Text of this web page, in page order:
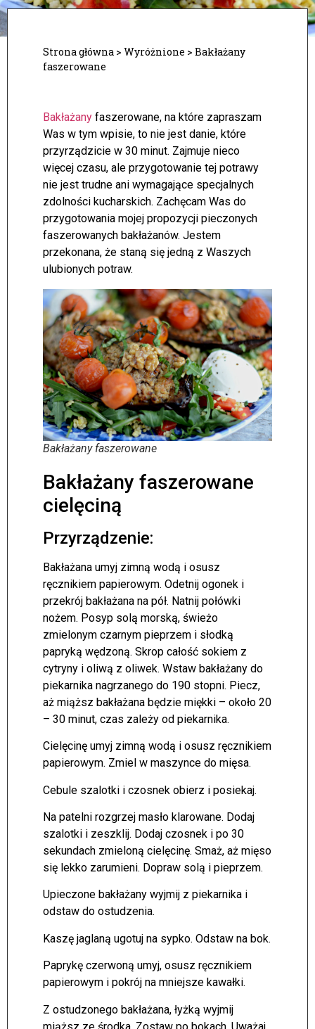
Strona główna > Wyróżnione > Bakłażany
faszerowane
Bakłażany faszerowane, na które zapraszam
Was w tym wpisie, to nie jest danie, które
przyrządzicie w 30 minut. Zajmuje nieco
więcej czasu, ale przygotowanie tej potrawy
nie jest trudne ani wymagające specjalnych
zdolności kucharskich. Zachęcam Was do
przygotowania mojej propozycji pieczonych
faszerowanych bakłażanów. Jestem
przekonana, że staną się jedną z Waszych
ulubionych potraw.
Bakłażany faszerowane
Bakłażany faszerowane
cielęciną
Przyrządzenie:
Bakłażana umyj zimną wodą i osusz
ręcznikiem papierowym. Odetnij ogonek i
przekrój bakłażana na pół. Natnij połówki
nożem. Posyp solą morską, świeżo
zmielonym czarnym pieprzem i słodką
papryką wędzoną. Skrop całość sokiem z
cytryny i oliwą z oliwek. Wstaw bakłażany do
piekarnika nagrzanego do 190 stopni. Piecz,
aż miąższ bakłażana będzie miękki – około 20
– 30 minut, czas zależy od piekarnika.
Cielęcinę umyj zimną wodą i osusz ręcznikiem
papierowym. Zmiel w maszynce do mięsa.
Cebule szalotki i czosnek obierz i posiekaj.
Na patelni rozgrzej masło klarowane. Dodaj
szalotki i zeszklij. Dodaj czosnek i po 30
sekundach zmieloną cielęcinę. Smaż, aż mięso
się lekko zarumieni. Dopraw solą i pieprzem.
Upieczone bakłażany wyjmij z piekarnika i
odstaw do ostudzenia.
Kaszę jaglaną ugotuj na sypko. Odstaw na bok.
Paprykę czerwoną umyj, osusz ręcznikiem
papierowym i pokrój na mniejsze kawałki.
Z ostudzonego bakłażana, łyżką wyjmij
miąższ ze środka. Zostaw po bokach. Uważaj,